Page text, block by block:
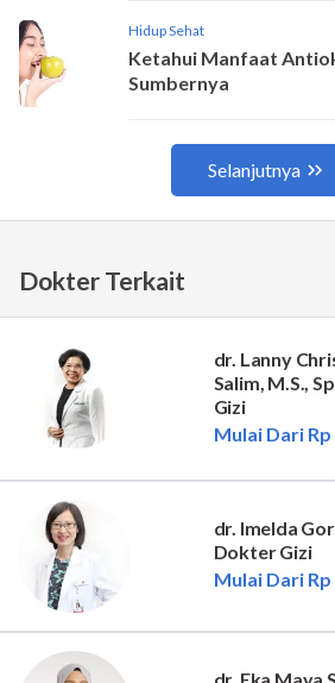
Dokter Terkait